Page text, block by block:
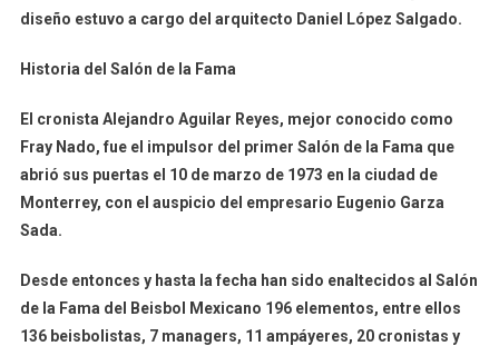
diseño estuvo a cargo del arquitecto Daniel López Salgado.
Historia del Salón de la Fama
El cronista Alejandro Aguilar Reyes, mejor conocido como
Fray Nado, fue el impulsor del primer Salón de la Fama que
abrió sus puertas el 10 de marzo de 1973 en la ciudad de
Monterrey, con el auspicio del empresario Eugenio Garza
Sada.
Desde entonces y hasta la fecha han sido enaltecidos al Salón
de la Fama del Beisbol Mexicano 196 elementos, entre ellos
136 beisbolistas, 7 managers, 11 ampáyeres, 20 cronistas y